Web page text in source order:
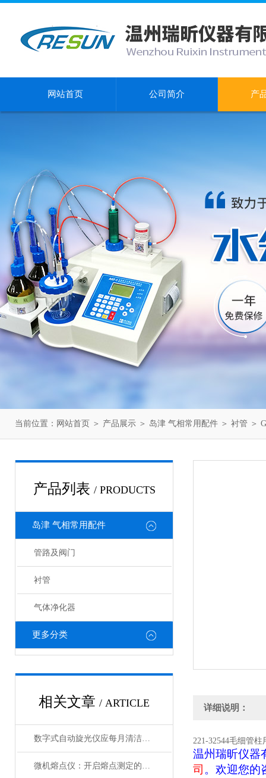
网站首页 公司简介 产
当前位置： 网站首页 ＞ 产品展示 ＞ 岛津 气相常用配件 ＞ 衬管 ＞
产品列表 / PRODUCTS
岛津 气相常用配件
管路及阀门
衬管
气体净化器
更多分类
相关文章 / ARTICLE
数字式自动旋光仪应每月清洁样品槽，使用异丙醇去除残留结晶
微机熔点仪：开启熔点测定的智能化时代
详细说明：
221-32544毛细管柱
温州瑞昕仪器
司 。欢迎您的